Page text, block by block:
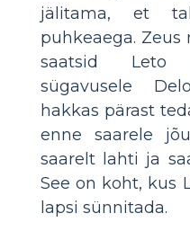
jälitama, et
puhkeaega. Zeus
saatsid Leto
sügavusele
hakkas pärast
enne saarele
saarelt lahti ja
See on koht, kus
lapsi sünnitada.